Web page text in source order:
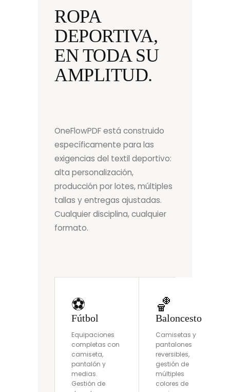
ROPA
DEPORTIVA,
EN TODA SU
AMPLITUD.
OneFlowPDF está construido
específicamente para las
exigencias del textil deportivo:
alta personalización,
producción por lotes, múltiples
tallas y entregas ajustadas.
Cualquier disciplina, cualquier
formato.
⚽
Fútbol
Equipaciones
completas con
camiseta,
pantalón y
medias.
Gestión de
🏀
Baloncesto
Camisetas y
pantalones
reversibles,
gestión de
múltiples
colores de